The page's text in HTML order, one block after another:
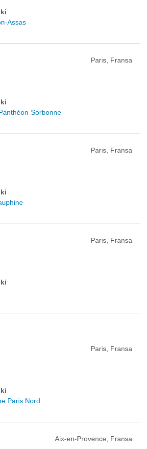
Assas
Paris, Fransa
Sorbonne
Paris, Fransa
Paris, Fransa
Paris, Fransa
Paris Nord
Aix-en-Provence, Fransa